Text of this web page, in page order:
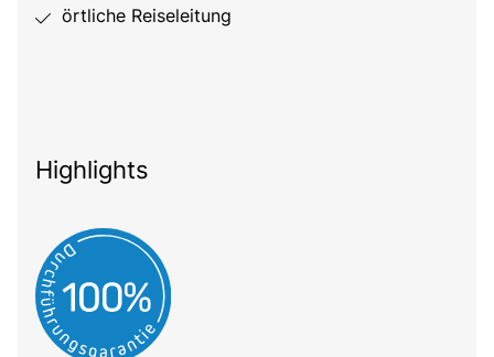
örtliche Reiseleitung
Highlights